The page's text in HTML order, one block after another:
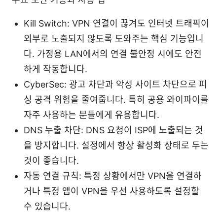
Kill Switch: VPN 연결이 끊겨도 인터넷 트래픽이
외부로 노출되지 않도록 도와주는 핵심 기능입니
다. 가정용 LAN에서의 연결 불안정 시에도 안전
하게 작동합니다.
CyberSec: 광고 차단과 악성 사이트 차단으로 피
싱 공격 위험을 줄여줍니다. 특히 공용 와이파이를
자주 사용하는 분들에게 유용합니다.
DNS 누출 차단: DNS 요청이 ISP에 노출되는 것
을 방지합니다. 설정에서 항상 활성화 상태로 두는
것이 좋습니다.
자동 연결 규칙: 특정 상황에서만 VPN을 연결하
거나 특정 앱이 VPN을 우선 사용하도록 설정할
수 있습니다.